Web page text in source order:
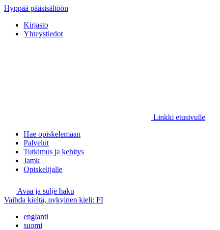
Hyppää pääsisältöön
Kirjasto
Yhteystiedot
Linkki etusivulle
Hae opiskelemaan
Palvelut
Tutkimus ja kehitys
Jamk
Opiskelijalle
Avaa ja sulje haku
Vaihda kieltä, nykyinen kieli: FI
englanti
suomi